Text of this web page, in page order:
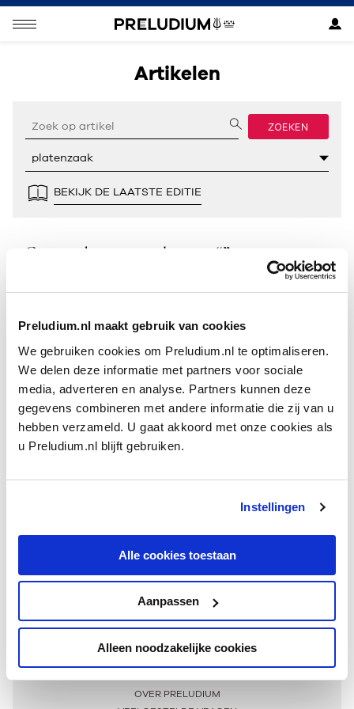
Preludium.nl maakt gebruik van cookies
We gebruiken cookies om Preludium.nl te optimaliseren.
We delen deze informatie met partners voor sociale
media, adverteren en analyse. Partners kunnen deze
gegevens combineren met andere informatie die zij van u
hebben verzameld. U gaat akkoord met onze cookies als
u Preludium.nl blijft gebruiken.
Instellingen
Alle cookies toestaan
Aanpassen
Alleen noodzakelijke cookies
Artikelen
ZOEKEN
BEKIJK DE LAATSTE EDITIE
Geen resultaten gevonden voor “”.
Meer informatie
OVER PRELUDIUM